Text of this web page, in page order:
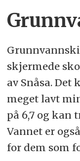
skjermede
av Snåsa.
meget lavt
på 6,7 og kan
Vannet er
for dem som